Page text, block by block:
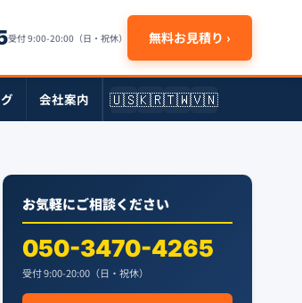
受付 9:00-20:00（日・祝休） 無料お見積り ›
会社案内 🇺🇸🇰🇷🇹🇼🇻🇳
お気軽にご相談ください
050-3470-4265
受付 9:00-20:00（日・祝休）